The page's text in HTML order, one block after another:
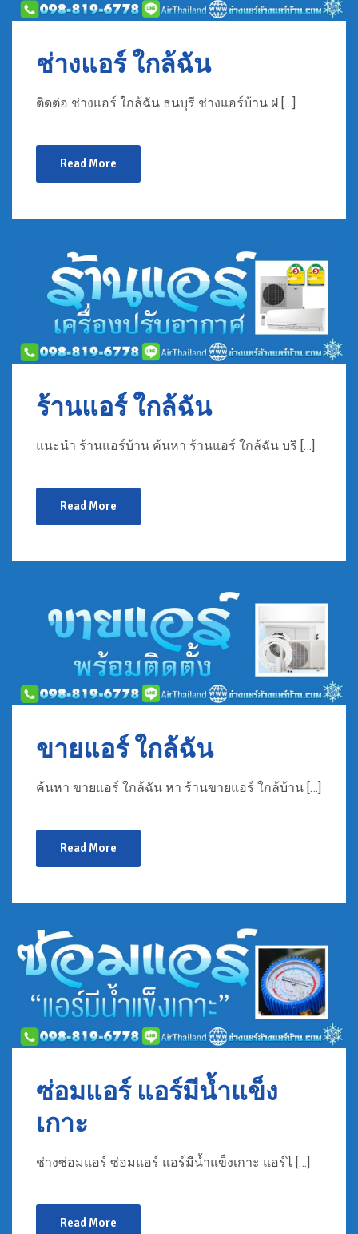
ช่างแอร์ ใกล้ฉัน
ติดต่อ ช่างแอร์ ใกล้ฉัน ธนบุรี ช่างแอร์บ้าน ฝ […]
Read More
ร้านแอร์ ใกล้ฉัน
แนะนำ ร้านแอร์บ้าน ค้นหา ร้านแอร์ ใกล้ฉัน บริ […]
Read More
ขายแอร์ ใกล้ฉัน
ค้นหา ขายแอร์ ใกล้ฉัน หา ร้านขายแอร์ ใกล้บ้าน […]
Read More
ซ่อมแอร์ แอร์มีน้ำแข็ง
เกาะ
ช่างซ่อมแอร์ ซ่อมแอร์ แอร์มีน้ำแข็งเกาะ แอร์ไ […]
Read More